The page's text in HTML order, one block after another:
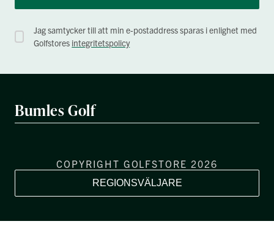
Jag samtycker till att min e-postaddress sparas i enlighet med
Golfstores integritetspolicy
Bumles Golf
COPYRIGHT GOLFSTORE 2026
REGIONSVÄLJARE